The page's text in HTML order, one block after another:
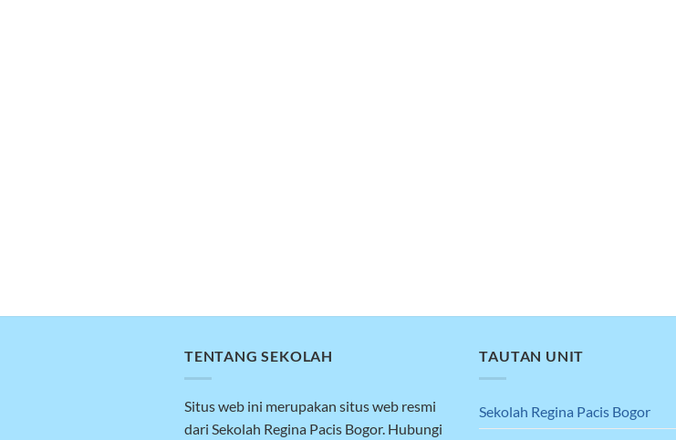
TENTANG SEKOLAH
Situs web ini merupakan situs web resmi
dari Sekolah Regina Pacis Bogor. Hubungi
TAUTAN UNIT
Sekolah Regina Pacis Bogor